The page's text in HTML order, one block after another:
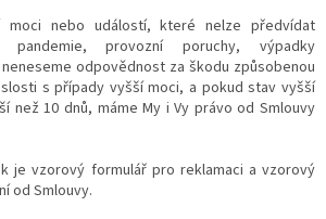
moci nebo událostí, které nelze předvídat
pandemie, provozní poruchy, výpadky
odpovědnost za škodu způsobenou
s případy vyšší moci, a pokud stav vyšší
než 10 dnů, máme My i Vy právo od Smlouvy
je vzorový formulář pro reklamaci a vzorový
od Smlouvy.